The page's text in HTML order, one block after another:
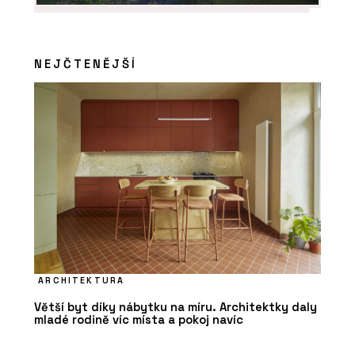
NEJČTENĚJŠÍ
ARCHITEKTURA
Větší byt díky nábytku na míru. Architektky daly
mladé rodině víc místa a pokoj navíc